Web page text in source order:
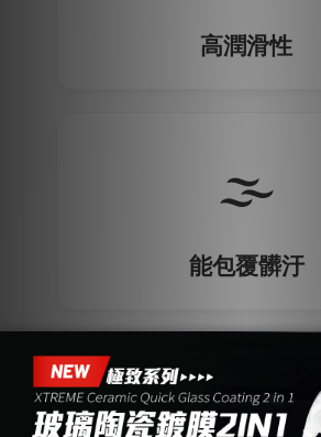
高潤滑性
🌫️
能包覆髒汙
🧼